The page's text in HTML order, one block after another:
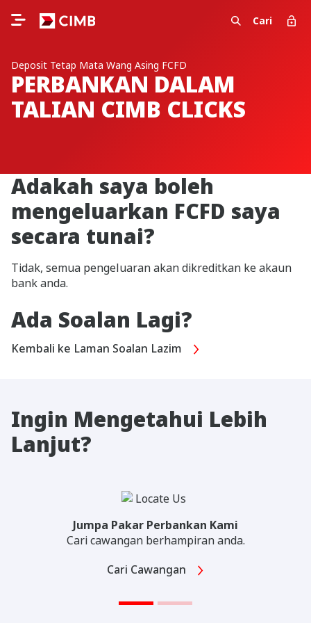
Cari
Deposit Tetap Mata Wang Asing FCFD
PERBANKAN DALAM
TALIAN CIMB CLICKS
Adakah saya boleh
mengeluarkan FCFD saya
secara tunai?
Tidak, semua pengeluaran akan dikreditkan ke akaun
bank anda.
Ada Soalan Lagi?
Kembali ke Laman Soalan Lazim
Ingin Mengetahui Lebih
Lanjut?
Jumpa Pakar Perbankan Kami
Cari cawangan berhampiran anda.
Cari Cawangan